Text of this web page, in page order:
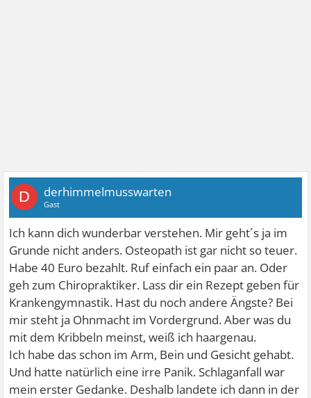
D derhimmelmusswarten
Gast
Ich kann dich wunderbar verstehen. Mir geht´s ja im
Grunde nicht anders. Osteopath ist gar nicht so teuer.
Habe 40 Euro bezahlt. Ruf einfach ein paar an. Oder
geh zum Chiropraktiker. Lass dir ein Rezept geben für
Krankengymnastik. Hast du noch andere Ängste? Bei
mir steht ja Ohnmacht im Vordergrund. Aber was du
mit dem Kribbeln meinst, weiß ich haargenau.
Ich habe das schon im Arm, Bein und Gesicht gehabt.
Und hatte natürlich eine irre Panik. Schlaganfall war
mein erster Gedanke. Deshalb landete ich dann in der